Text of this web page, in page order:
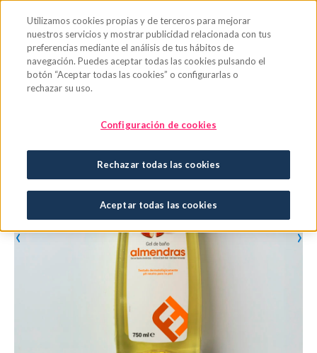
‹ ›
Utilizamos cookies propias y de terceros para mejorar
nuestros servicios y mostrar publicidad relacionada con tus
preferencias mediante el análisis de tus hábitos de
navegación. Puedes aceptar todas las cookies pulsando el
botón “Aceptar todas las cookies” o configurarlas o
rechazar su uso.
Configuración de cookies
Rechazar todas las cookies
Aceptar todas las cookies